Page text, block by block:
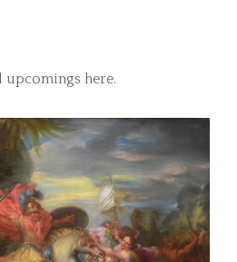
upcomings here.